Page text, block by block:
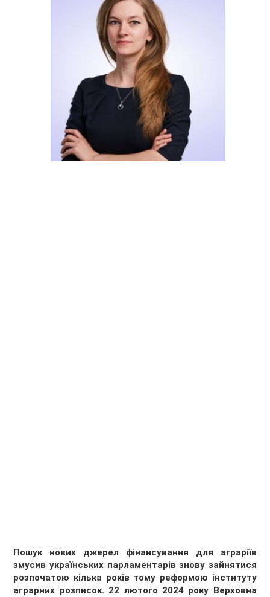
Пошук нових джерел фінансування для аграріїв
змусив українських парламентарів знову зайнятися
розпочатою кілька років тому реформою інституту
аграрних розписок. 22 лютого 2024 року Верховна